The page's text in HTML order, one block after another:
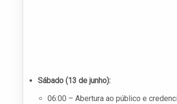
Sábado (13 de junho):
06:00 – Abertura ao público e